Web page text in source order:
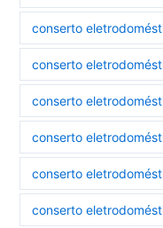
conserto
conserto
conserto
conserto
conserto
conserto